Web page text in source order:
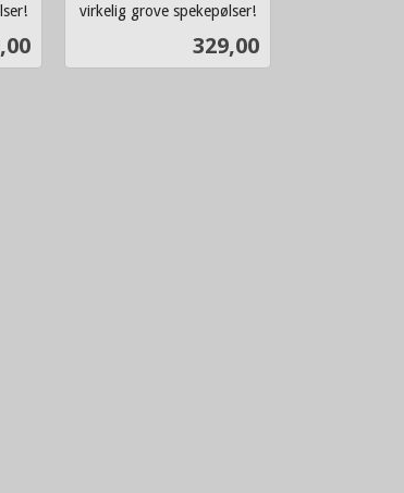
virkelig grove spekepølser!
Pris
329,00